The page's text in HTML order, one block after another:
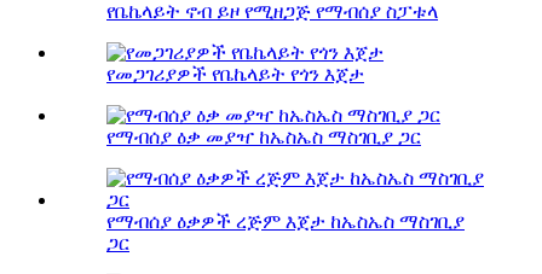
የቤኬላይት ኖብ ይዞ የሚዘጋጅ የማብሰያ ስፓቱላ
የመጋገሪያዎች የቤኬላይት የጎን እጀታ
የማብሰያ ዕቃ መያዣ ከኤስኤስ ማስገቢያ ጋር
የማብሰያ ዕቃዎች ረጅም እጀታ ከኤስኤስ ማስገቢያ
ጋር